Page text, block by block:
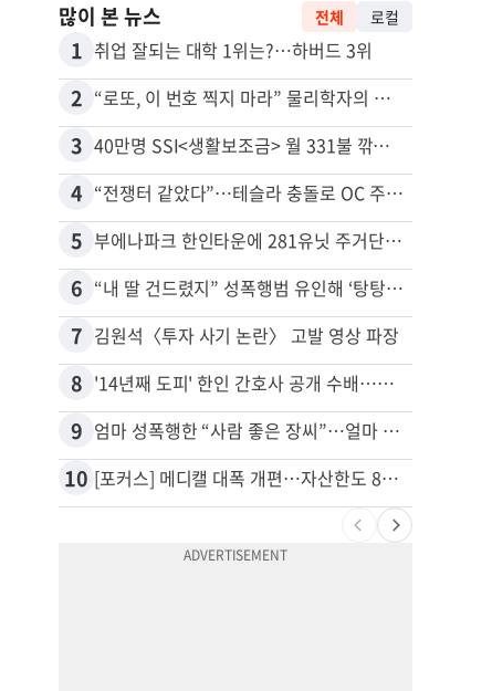
많이 본 뉴스 전체 로컬
1 취업 잘되는 대학 1위는?…하버드 3위
2 “로또, 이 번호 찍지 마라” 물리학자의 당첨금 높이는 비밀
3 40만명 SSI<생활보조금> 월 331불 깎이나
4 “전쟁터 같았다”…테슬라 충돌로 OC 주택 4채 파손
5 부에나파크 한인타운에 281유닛 주거단지 들어선다
6 “내 딸 건드렸지” 성폭행범 유인해 ‘탕탕’…아빠의 복수 결말
7 김원석〈투자 사기 논란〉 고발 영상 파장
8 '14년째 도피' 한인 간호사 공개 수배…메디케어 사기 유죄
9 엄마 성폭행한 “사람 좋은 장씨”…얼마 뒤 딸 배도 불러왔다
10 [포커스] 메디캘 대폭 개편…자산한도 84% 축소